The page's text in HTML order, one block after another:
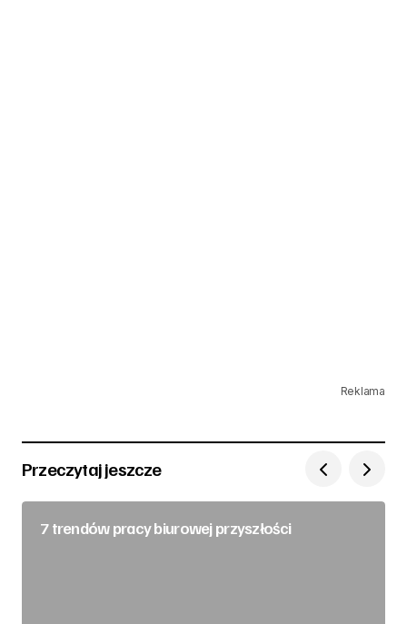
Reklama
Przeczytaj jeszcze
7 trendów pracy biurowej przyszłości